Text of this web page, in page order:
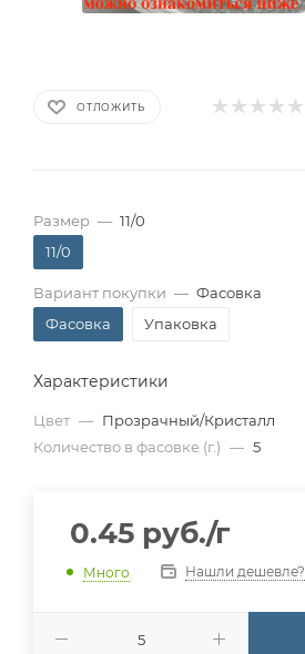
ОТЛОЖИТЬ
Размер — 11/0
11/0
Вариант покупки — Фасовка
Фасовка
Упаковка
Характеристики
Цвет — Прозрачный/Кристалл
Количество в фасовке (г.) — 5
0.45 руб./г
Много Нашли дешевле?